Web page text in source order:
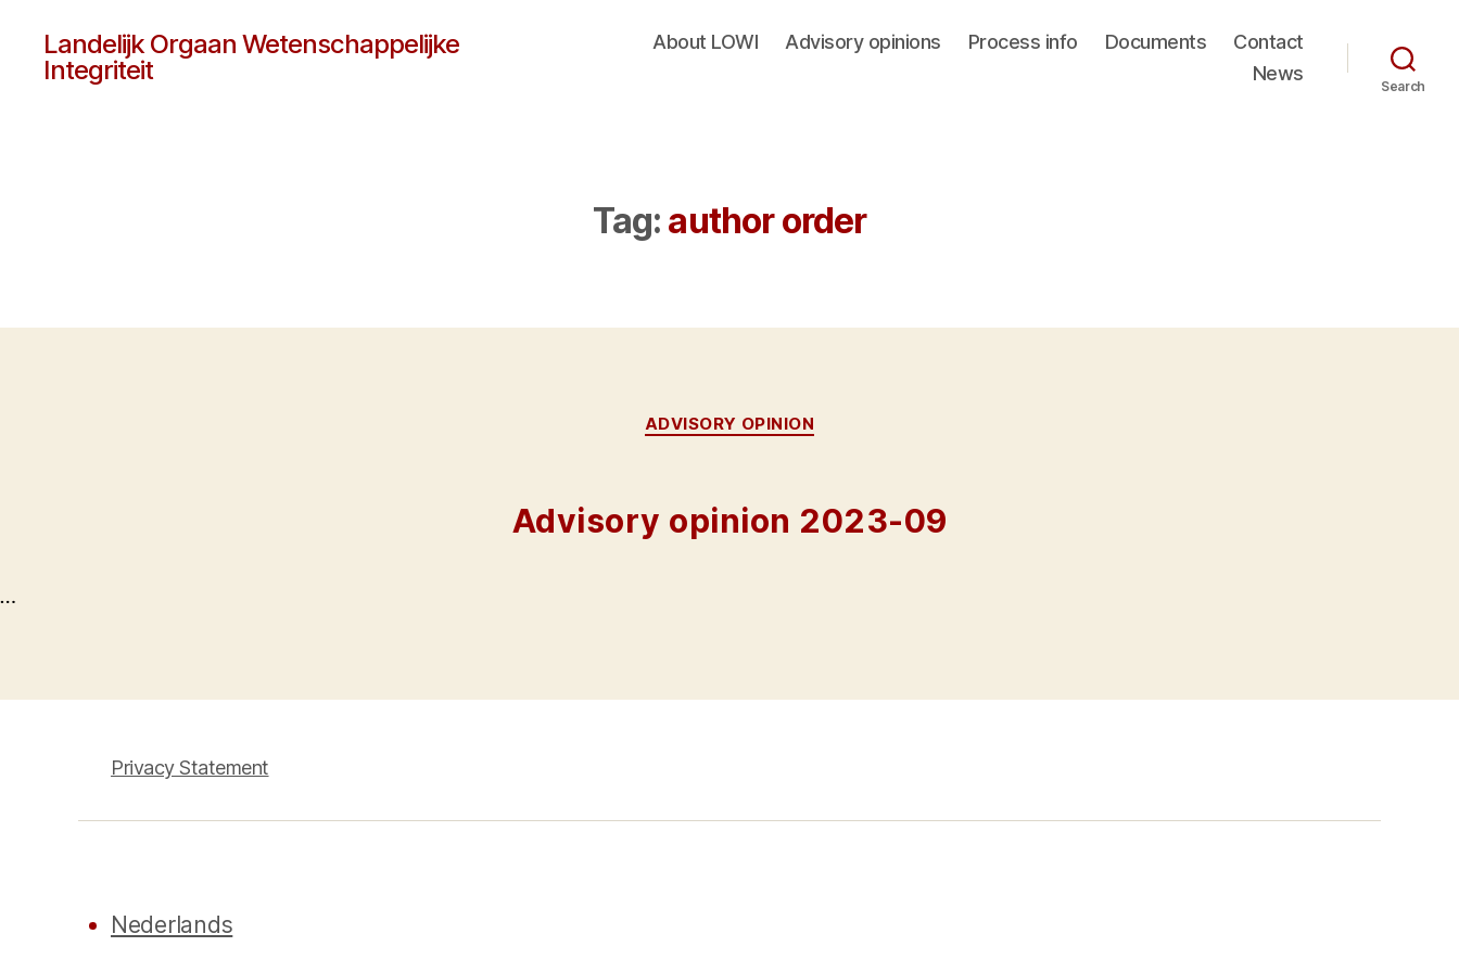
Landelijk Orgaan Wetenschappelijke
Integriteit
About LOWI Advisory opinions Process info Documents
Contact
News
Search
Tag: author order
Categories
ADVISORY OPINION
Advisory opinion 2023-09
…
Privacy Statement
Nederlands